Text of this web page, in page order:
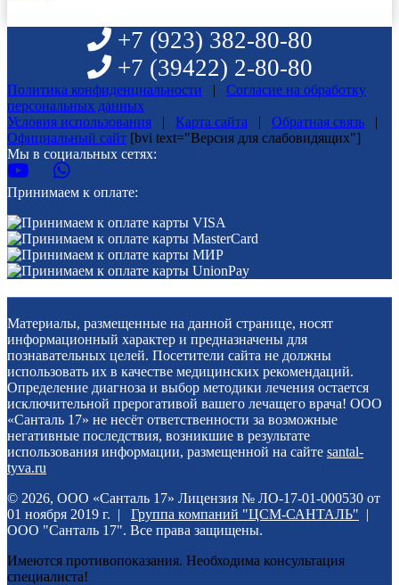
+7 (923) 382-80-80
+7 (39422) 2-80-80
Политика конфиденциальности |
Согласие на обработку
персональных данных
Условия использования
| Карта сайта | Обратная связь
|
Официальный сайт [bvi text="Версия для слабовидящих"]
Мы в социальных сетях:
Принимаем к оплате:
Материалы, размещенные на данной странице, носят
информационный характер и предназначены для
познавательных целей. Посетители сайта не должны
использовать их в качестве медицинских рекомендаций.
Определение диагноза и выбор методики лечения остается
исключительной прерогативой вашего лечащего врача! ООО
«Санталь 17» не несёт ответственности за возможные
негативные последствия, возникшие в результате
использования информации, размещенной на сайте santal-
tyva.ru
© 2026, ООО «Санталь 17» Лицензия № ЛО-17-01-000530 от
01 ноября 2019 г. | Группа компаний "ЦСМ-САНТАЛЬ" |
ООО "Санталь 17". Все права защищены.
Имеются противопоказания. Необходима консультация
специалиста!